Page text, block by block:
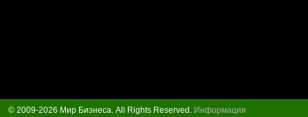
© 2009-2026 Мир Бизнеса. All Rights Reserved. Информация